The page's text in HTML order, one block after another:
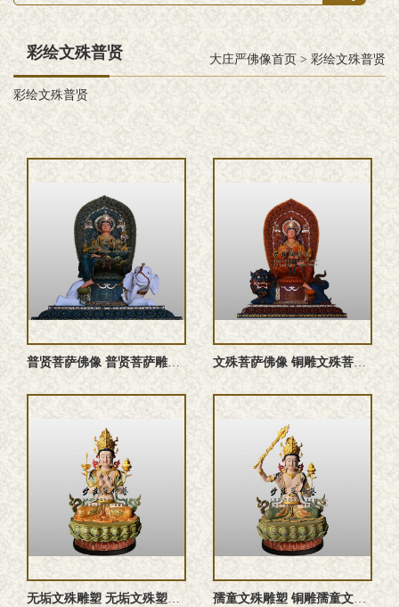
彩绘文殊普贤 大庄严佛像首页 > 彩绘文殊普贤
彩绘文殊普贤
普贤菩萨佛像 普贤菩萨雕塑 铜雕普贤菩萨佛像 普贤菩萨塑像 文殊菩萨佛像 铜雕文殊菩萨 文殊菩萨雕塑 文殊菩萨塑像
无垢文殊雕塑 无垢文殊塑像 铜雕无垢文殊菩萨 无垢文殊菩萨佛 ... 孺童文殊雕塑 铜雕孺童文殊菩萨 孺童文殊菩萨塑像 孺童文殊佛 ...